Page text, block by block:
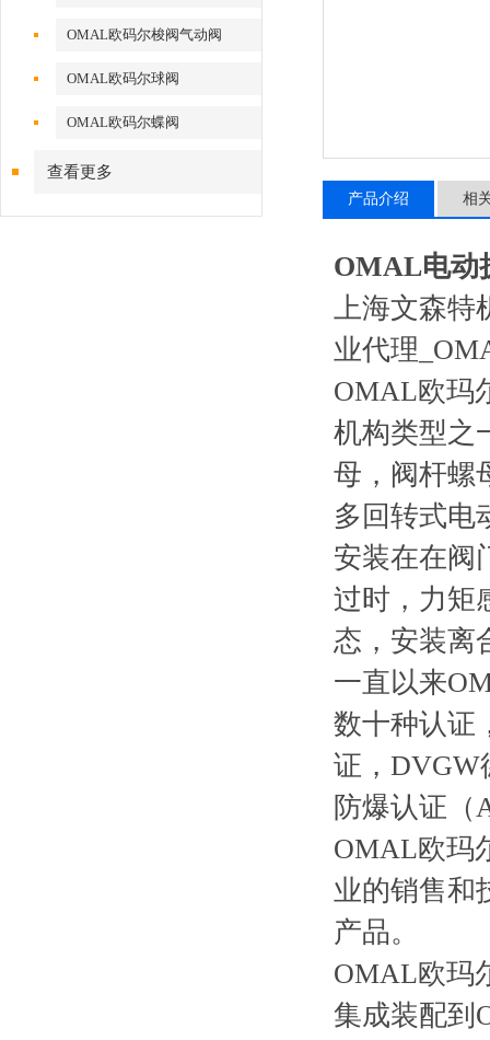
OMAL欧码尔梭阀气动阀
OMAL欧码尔球阀
OMAL欧码尔蝶阀
查看更多
产品介绍 相
OMAL电动
上海文森特
业代理
OMAL欧玛
机构类型之
母，阀杆螺
多回转式电
安装在在阀
过时，力矩
态，安装离
一直以来
数十种认证
证，DVGW
防爆认证（
OMAL欧玛
业的销售和
产品。
OMAL欧玛
集成装配到